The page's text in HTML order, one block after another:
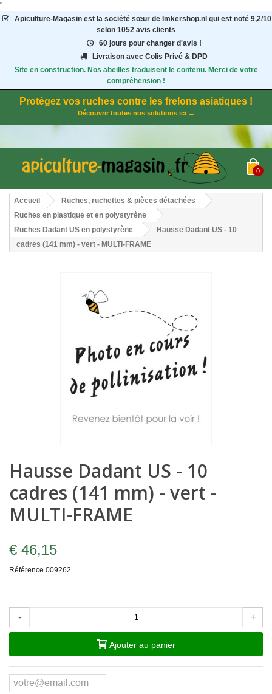
"
Apiculture-Magasinest la société sœur de Imkershop.nl qui est noté 9,2/10
selon 1052 avis clients
60 jours pour changer d'avis !
Livraison avec Colis Privé & DPD
Site en construction. Nos abeilles traduisent le contenu. Merci de votre
compréhension !
Protégez vos ruches contre les frelons asiatiques !
Découvrir toutes nos solutions ici →
0
Accueil
Ruches, ruchettes & pièces détachées
Ruches en plastique et en polystyrène
Ruches Dadant US en polystyrène
Hausse Dadant US - 10
cadres (141 mm) - vert - MULTI-FRAME
Hausse Dadant US - 10
cadres (141 mm) - vert -
MULTI-FRAME
€ 46,15
Référence 009262
- +
Ajouter au panier